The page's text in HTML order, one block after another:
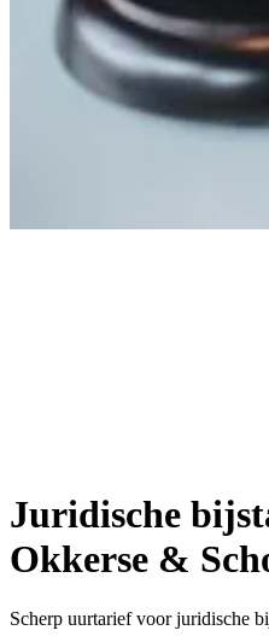
Juridische
Okkerse &
Scherp uurtarief voor juridische